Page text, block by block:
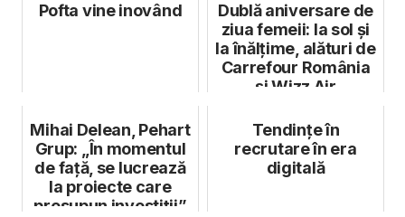
Pofta vine inovând
Dublă aniversare de
ziua femeii: la sol și
la înălțime, alături de
Carrefour România
și Wizz Air
Mihai Delean, Pehart
Grup: „În momentul
de față, se lucrează
la proiecte care
presupun investiții”
Tendințe în
recrutare în era
digitală